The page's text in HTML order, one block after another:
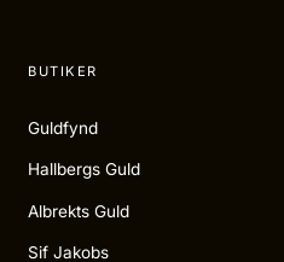
BUTIKER
Guldfynd
Hallbergs Guld
Albrekts Guld
Sif Jakobs